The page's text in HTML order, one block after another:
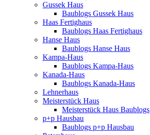
Gussek Haus
Baublogs Gussek Haus
Haas Fertighaus
Baublogs Haas Fertighaus
Hanse Haus
Baublogs Hanse Haus
Kampa-Haus
Baublogs Kampa-Haus
Kanada-Haus
Baublogs Kanada-Haus
Lehnerhaus
Meisterstück Haus
Meisterstück Haus Baublogs
p+p Hausbau
Baublogs p+p Hausbau